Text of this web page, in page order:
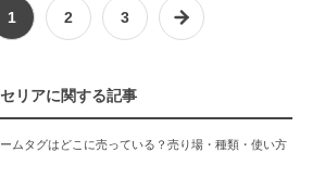
1 2 3
セリアに関する記事
ムタグはどこに売っている？売り場・種類・使い方